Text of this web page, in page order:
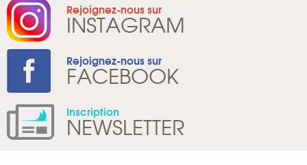
Rejoignez-nous sur
INSTAGRAM
Rejoignez-nous sur
FACEBOOK
Inscription
NEWSLETTER